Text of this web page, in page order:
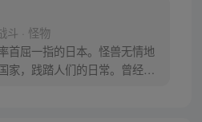
斗 · 怪物
首屈一指的日本。怪兽无情地
家，践踏人们的日常。曾经立